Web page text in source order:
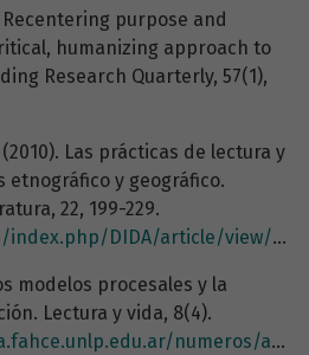
purpose and
humanizing approach to
Research Quarterly, 57(1),
Las prácticas de lectura y
etnográfico y geográfico.
22, 199-229.
article/view/DIDA1010110199A/18712
modelos procesales y la
Lectura y vida, 8(4).
numeros/a8n4/08_04_Marro.pdf